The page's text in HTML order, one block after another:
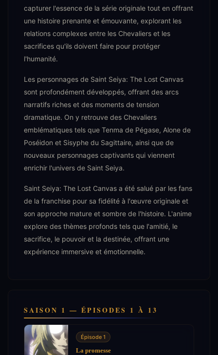
capturer l'essence de la série originale tout en offrant
une histoire prenante et émouvante, explorant les
relations complexes entre les Chevaliers et les
sacrifices qu'ils doivent faire pour protéger
l'humanité.
Les personnages de Saint Seiya: The Lost Canvas
sont profondément développés, offrant des arcs
narratifs riches et des moments de tension
dramatique. On y retrouve des Chevaliers
emblématiques tels que Tenma de Pégase, Alone de
Poséidon et Sisyphe du Sagittaire, ainsi que de
nouveaux personnages captivants qui viennent
enrichir l'univers de Saint Seiya.
Saint Seiya: The Lost Canvas a été salué par les fans
de la franchise pour sa fidélité à l'œuvre originale et
son approche mature et sombre de l'histoire. L'anime
explore des thèmes profonds tels que l'amitié, le
sacrifice, le pouvoir et la destinée, offrant une
expérience immersive et émotionnelle.
SAISON 1 — ÉPISODES 1 À 13
Épisode 1
La promesse